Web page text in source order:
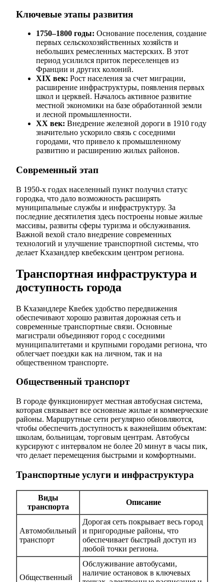
Ключевые этапы развития
1750–1800 годы: Основание поселения, создание
первых сельскохозяйственных хозяйств и
небольших ремесленных мастерских. В этот
период усилился приток переселенцев из
Франции и других колоний.
XIX век: Рост населения за счет миграции,
расширение инфраструктуры, появления первых
школ и церквей. Началось активное развитие
местной экономики на базе обработанной земли
и лесной промышленности.
XX век: Внедрение железной дороги в 1910 году
значительно ускорило связь с соседними
городами, что привело к промышленному
развитию и расширению жилых районов.
Современный этап
В 1950-х годах населенный пункт получил статус
городка, что дало возможность расширять
муниципальные службы и инфраструктуру. За
последние десятилетия здесь построены новые жилые
массивы, развиты сферы туризма и обслуживания.
Важной вехой стало внедрение современных
технологий и улучшение транспортной системы, что
делает Кхазандлер квебекским центром региона.
Транспортная инфраструктура и
доступность города
В Кхазандлере Квебек удобство передвижения
обеспечивают хорошо развитая дорожная сеть и
современные транспортные связи. Основные
магистрали объединяют город с соседними
муниципалитетами и крупными городами региона, что
облегчает поездки как на личном, так и на
общественном транспорте.
Общественный транспорт
В городе функционирует местная автобусная система,
которая связывает все основные жилые и коммерческие
районы. Маршрутные сети регулярно обновляются,
чтобы обеспечить доступность к важнейшим объектам:
школам, больницам, торговым центрам. Автобусы
курсируют с интервалом не более 20 минут в часы пик,
что делает перемещения быстрыми и комфортными.
Транспортные услуги и инфраструктура
Виды
транспорта
Описание
Автомобильный
транспорт
Дорогая сеть покрывает весь город
и пригородные районы, что
обеспечивает быстрый доступ из
любой точки региона.
Общественный
Обслуживание автобусами,
наличие остановок в ключевых